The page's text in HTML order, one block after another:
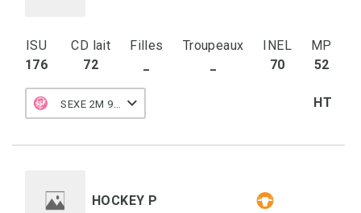
ISU
176
CD lait
72
Filles
Troupeaux
INEL
70
MP
52
HT
SEXE 2M 90 F
HOCKEY P